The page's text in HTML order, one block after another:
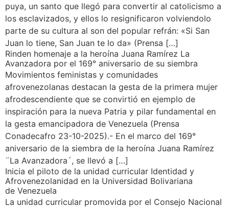
puya, un santo que llegó para convertir al catolicismo a
los esclavizados, y ellos lo resignificaron volviendolo
parte de su cultura al son del popular refrán: «Si San
Juan lo tiene, San Juan te lo da» (Prensa […]
Rinden homenaje a la heroína Juana Ramírez La
Avanzadora por el 169° aniversario de su siembra
Movimientos feministas y comunidades
afrovenezolanas destacan la gesta de la primera mujer
afrodescendiente que se convirtió en ejemplo de
inspiración para la nueva Patria y pilar fundamental en
la gesta emancipadora de Venezuela (Prensa
Conadecafro 23-10-2025).- En el marco del 169°
aniversario de la siembra de la heroína Juana Ramírez
¨La Avanzadora´, se llevó a […]
Inicia el piloto de la unidad curricular Identidad y
Afrovenezolanidad en la Universidad Bolivariana
de Venezuela
La unidad curricular promovida por el Consejo Nacional